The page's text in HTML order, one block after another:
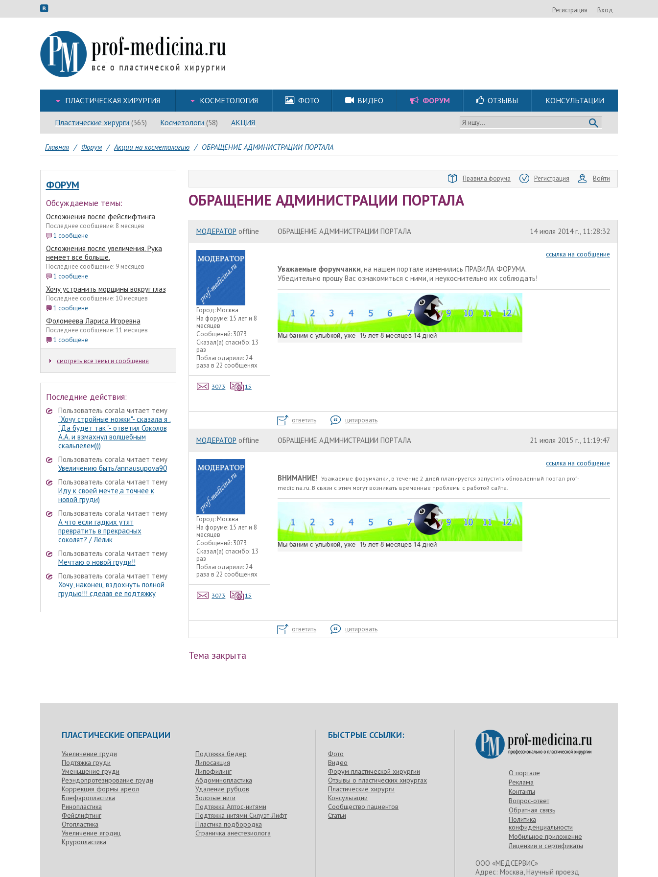
Регистрация Вход
ПЛАСТИЧЕСКАЯ ХИРУРГИЯ КОСМЕТОЛОГИЯ ФОТО ВИДЕО ФОРУМ ОТЗЫВЫ КОНСУЛЬТАЦИИ
Пластические хирурги (365) Косметологи (58) АКЦИЯ Я ищу...
Главная / Форум / Акции на косметологию / ОБРАЩЕНИЕ АДМИНИСТРАЦИИ ПОРТАЛА
ФОРУМ
Обсуждаемые темы:
Осложнения после фейслифтинга
Последнее сообщение: 8 месяцев
1 сообщене
Осложнения после увеличения. Рука
немеет все больше.
Последнее сообщение: 9 месяцев
1 сообщене
Хочу устранить морщины вокруг глаз
Последнее сообщение: 10 месяцев
1 сообщене
Фоломеева Лариса Игоревна
Последнее сообщение: 11 месяцев
1 сообщене
смотреть все темы и сообщения
Последние действия:
Пользователь corala читает тему
"Хочу стройные ножки"- сказала я .
"Да будет так "- ответил Соколов
А.А. и взмахнул волшебным
скальпелем)))
Пользователь corala читает тему
Увеличению быть/annausupova90
Пользователь corala читает тему
Иду к своей мечте,а точнее к
новой груди)
Пользователь corala читает тему
А что если гадких утят
превратить в прекрасных
соколят? / Лёлик
Пользователь corala читает тему
Мечтаю о новой груди!!
Пользователь corala читает тему
Хочу, наконец, вздохнуть полной
грудью!!! сделав ее подтяжку
Правила форума Регистрация Войти
ОБРАЩЕНИЕ АДМИНИСТРАЦИИ ПОРТАЛА
МОДЕРАТОР offline ОБРАЩЕНИЕ АДМИНИСТРАЦИИ ПОРТАЛА 14 июля 2014 г., 11:28:32
Город: Москва
На форуме:15 лет и 8
месяцев
Сообщений: 3073
Сказал(а) спасибо:13
раз
Поблагодарили: 24
раза в 22 сообщенях
3073 15
ссылка на сообщение
Уважаемые форумчанки, на нашем портале изменились ПРАВИЛА ФОРУМА.
Убедительно прошу Вас ознакомиться с ними, и неукоснительно их соблюдать!
ответить цитировать
МОДЕРАТОР offline ОБРАЩЕНИЕ АДМИНИСТРАЦИИ ПОРТАЛА 21 июля 2015 г., 11:19:47
Город: Москва
На форуме:15 лет и 8
месяцев
Сообщений: 3073
Сказал(а) спасибо:13
раз
Поблагодарили: 24
раза в 22 сообщенях
3073 15
ссылка на сообщение
ВНИМАНИЕ! Уважаемые форумчанки, в течение 2 дней планируется запустить обновленный портал prof-
medicina.ru. В связи с этим могут возникать временные проблемы с работой сайта.
ответить цитировать
Тема закрыта
ПЛАСТИЧЕСКИЕ ОПЕРАЦИИ
Увеличение груди
Подтяжка груди
Уменьшение груди
Реэндопротезирование груди
Коррекция формы ареол
Блефаропластика
Ринопластика
Фейслифтинг
Отопластика
Увеличение ягодиц
Круропластика
Подтяжка бедер
Липосакция
Липофилинг
Абдоминопластика
Удаление рубцов
Золотые нити
Подтяжка Аптос-нитями
Подтяжка нитями Силуэт-Лифт
Пластика подбородка
Страничка анестезиолога
БЫСТРЫЕ ССЫЛКИ:
Фото
Видео
Форум пластической хирургии
Отзывы о пластических хирургах
Пластические хирурги
Консультации
Сообщество пациентов
Статьи
О портале
Реклама
Контакты
Вопрос-ответ
Обратная связь
Политика
конфиденциальности
Мобильное приложение
Лицензии и сертификаты
ООО «МЕДСЕРВИС»
Адрес: Москва, Научный проезд